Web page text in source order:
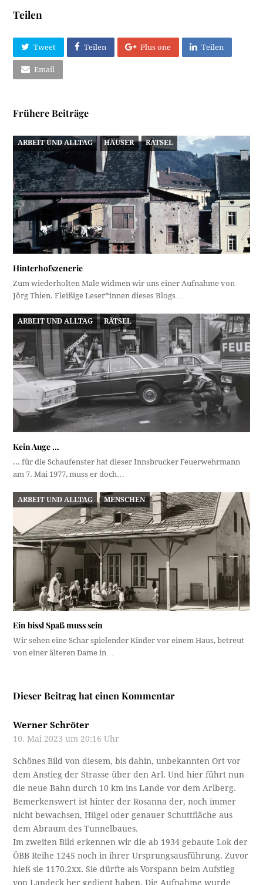
Teilen
Tweet Teilen Plus one Teilen
Email
Frühere Beiträge
ARBEIT UND ALLTAG HÄUSER RÄTSEL
Hinterhofszenerie
Zum wiederholten Male widmen wir uns einer Aufnahme von
Jörg Thien. Fleißige Leser*innen dieses Blogs…
ARBEIT UND ALLTAG RÄTSEL
Kein Auge …
... für die Schaufenster hat dieser Innsbrucker Feuerwehrmann
am 7. Mai 1977, muss er doch…
ARBEIT UND ALLTAG MENSCHEN
Ein bissl Spaß muss sein
Wir sehen eine Schar spielender Kinder vor einem Haus, betreut
von einer älteren Dame in…
Dieser Beitrag hat einen Kommentar
Werner Schröter
10. Mai 2023 um 20:16 Uhr
Schönes Bild von diesem, bis dahin, unbekannten Ort vor
dem Anstieg der Strasse über den Arl. Und hier führt nun
die neue Bahn durch 10 km ins Lande vor dem Arlberg.
Bemerkenswert ist hinter der Rosanna der, noch immer
nicht bewachsen, Hügel oder genauer Schuttfläche aus
dem Abraum des Tunnelbaues.
Im zweiten Bild erkennen wir die ab 1934 gebaute Lok der
ÖBB Reihe 1245 noch in ihrer Ursprungsausführung. Zuvor
hieß sie 1170.2xx. Sie dürfte als Vorspann beim Aufstieg
von Landeck her gedient haben. Die Aufnahme wurde